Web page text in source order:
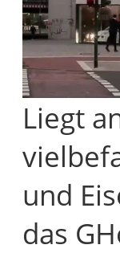
Liegt
und
das